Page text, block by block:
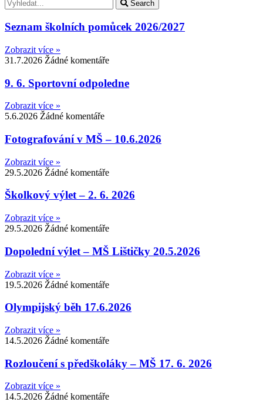
Search
Seznam školních pomůcek 2026/2027
Zobrazit více »
31.7.2026 Žádné komentáře
9. 6. Sportovní odpoledne
Zobrazit více »
5.6.2026 Žádné komentáře
Fotografování v MŠ – 10.6.2026
Zobrazit více »
29.5.2026 Žádné komentáře
Školkový výlet – 2. 6. 2026
Zobrazit více »
29.5.2026 Žádné komentáře
Dopolední výlet – MŠ Lištičky 20.5.2026
Zobrazit více »
19.5.2026 Žádné komentáře
Olympijský běh 17.6.2026
Zobrazit více »
14.5.2026 Žádné komentáře
Rozloučení s předškoláky – MŠ 17. 6. 2026
Zobrazit více »
14.5.2026 Žádné komentáře